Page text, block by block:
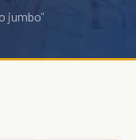
jumbo"